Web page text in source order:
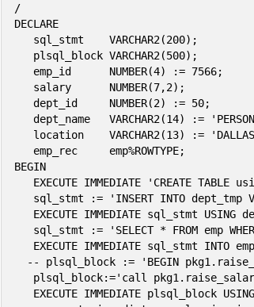
/
DECLARE
BEGIN